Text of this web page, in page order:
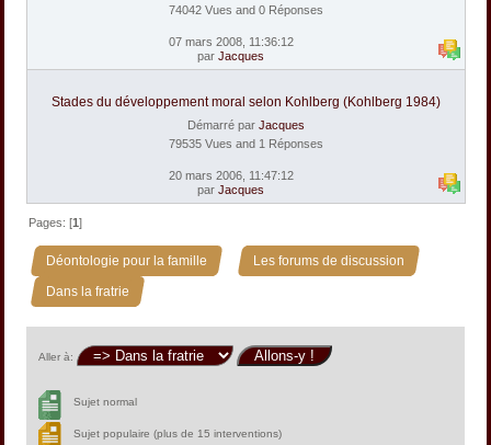
74042 Vues and 0 Réponses
07 mars 2008, 11:36:12
par Jacques
Stades du développement moral selon Kohlberg (Kohlberg 1984)
Démarré par Jacques
79535 Vues and 1 Réponses
20 mars 2006, 11:47:12
par Jacques
Pages: [1]
Déontologie pour la famille » Les forums de discussion »
Dans la fratrie
Aller à:
Sujet normal
Sujet populaire (plus de 15 interventions)